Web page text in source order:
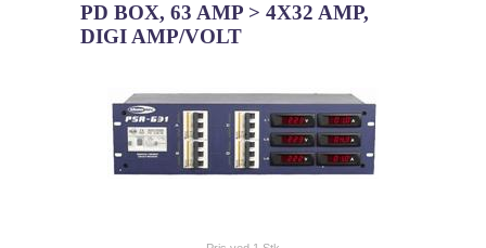
PD BOX, 63 AMP > 4X32 AMP,
DIGI AMP/VOLT